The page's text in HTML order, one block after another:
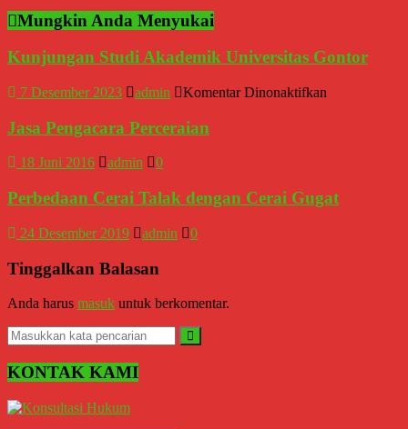
Papua,
Pengacara
Pajak,
Pengacara
Perusahaan,
Hukum
LBH,
Law
Office
/
Law
Firm
Kantor
Di
Lawyer,
Mungkin Anda Menyukai
Kunjungan Studi Akademik Universitas Gontor
7 Desember 2023 admin Komentar Dinonaktifkan
Jasa Pengacara Perceraian
18 Juni 2016 admin 0
Perbedaan Cerai Talak dengan Cerai Gugat
24 Desember 2019 admin 0
Tinggalkan Balasan
Anda harus masuk untuk berkomentar.
KONTAK KAMI